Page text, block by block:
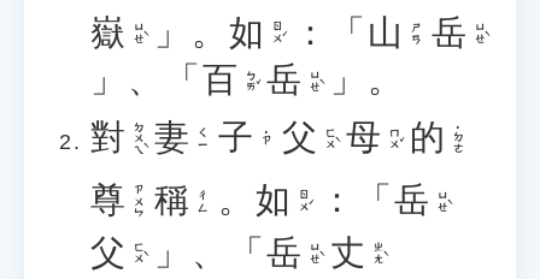
嶽 ㄩㄝˋ 」。 如 ㄖㄨˊ ：「 山 ㄕㄢ 岳 ㄩㄝˋ
」、「 百 ㄅㄞˇ 岳 ㄩㄝˋ
」。
對 ㄉㄨㄟˋ 妻 ㄑㄧ 子 ˙ㄗ 父 ㄈㄨˋ 母 ㄇㄨˇ 的 ˙ㄉㄜ
尊 ㄗㄨㄣ 稱 ㄔㄥ 。 如 ㄖㄨˊ ：「 岳 ㄩㄝˋ
父 ㄈㄨˋ 」、「 岳 ㄩㄝˋ 丈 ㄓㄤˋ